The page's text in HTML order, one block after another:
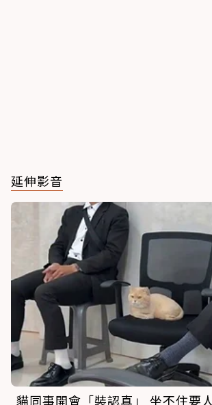
延伸影音
貓同事開會「裝認真」 坐不住要